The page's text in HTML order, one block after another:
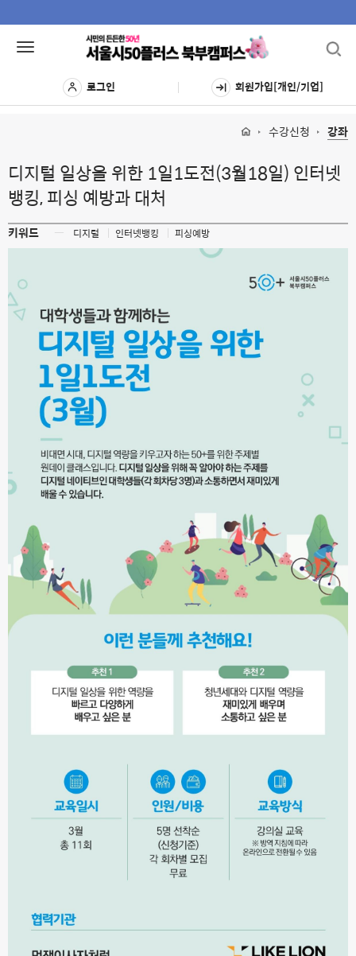
Toggle
로그인 회원가입[개인/기업]
수강신청 강좌
디지털 일상을 위한 1일1도전(3월18일) 인터넷
뱅킹, 피싱 예방과 대처
키워드 ㅡ 디지털 인터넷뱅킹 피싱예방